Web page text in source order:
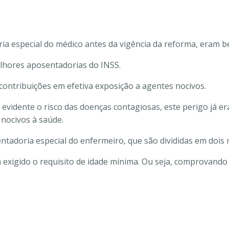
especial do médico antes da vigência da reforma, eram
aposentadorias do INSS.
em efetiva exposição a agentes nocivos.
o risco das doenças contagiosas, este perigo já
à saúde.
especial do enfermeiro, que são divididas em
o requisito de idade mínima. Ou seja,